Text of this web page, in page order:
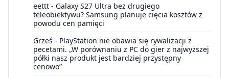
eettt - Galaxy S27 Ultra bez drugiego
teleobiektywu? Samsung planuje cięcia kosztów z
powodu cen pamięci
Grześ - PlayStation nie obawia się rywalizacji z
pecetami. „W porównaniu z PC do gier z najwyższej
półki nasz produkt jest bardziej przystępny
cenowo”